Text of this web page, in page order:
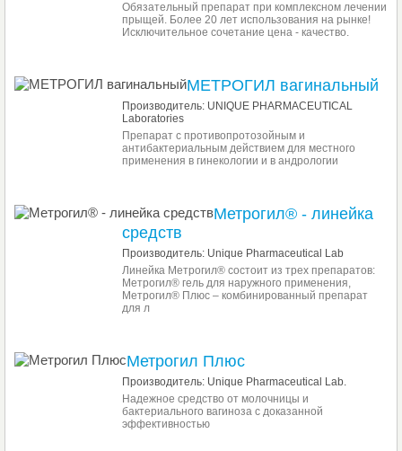
Обязательный препарат при комплексном лечении
прыщей. Более 20 лет использования на рынке!
Исключительное сочетание цена - качество.
МЕТРОГИЛ вагинальный
Производитель: UNIQUE PHARMACEUTICAL
Laboratories
Препарат с противопротозойным и
антибактериальным действием для местного
применения в гинекологии и в андрологии
Метрогил® - линейка
средств
Производитель: Unique Pharmaceutical Lab
Линейка Метрогил® состоит из трех препаратов:
Метрогил® гель для наружного применения,
Метрогил® Плюс – комбинированный препарат
для л
Метрогил Плюс
Производитель: Unique Pharmaceutical Lab.
Надежное средство от молочницы и
бактериального вагиноза с доказанной
эффективностью